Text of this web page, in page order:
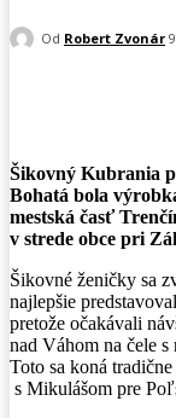
Od Robert Zvonár
Šikovný Kubrania
Bohatá bola
mestská časť
v strede obce pri
Šikovné ženičky sa
najlepšie
pretože očakávali
nad Váhom na čele
Toto sa koná
s Mikulášom pre